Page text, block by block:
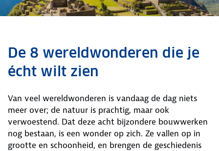
De 8 wereldwonderen die je
écht wilt zien
Van veel wereldwonderen is vandaag de dag niets
meer over; de natuur is prachtig, maar ook
verwoestend. Dat deze acht bijzondere bouwwerken
nog bestaan, is een wonder op zich. Ze vallen op in
grootte en schoonheid, en brengen de geschiedenis